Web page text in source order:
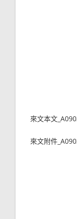
來文本文
來文附件